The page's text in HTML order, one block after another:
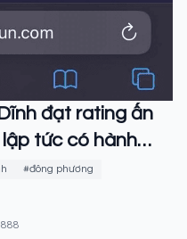
đạt rating ấn
tức có hành
#đông phương
888